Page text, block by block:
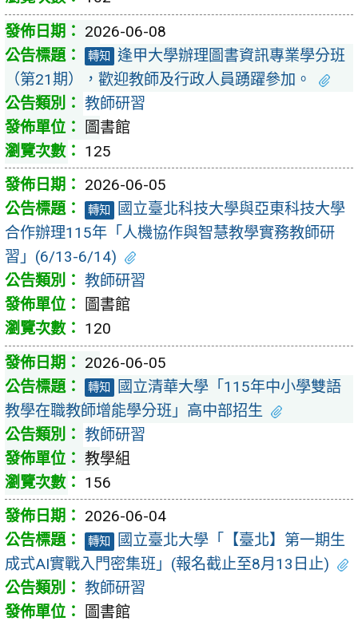
2026-06-08
轉知
逢甲大學辦理圖書資訊專業學分班
（第21期），歡迎教師及行政人員踴躍參加。
教師研習
圖書館
125
2026-06-05
轉知
國立臺北科技大學與亞東科技大學
合作辦理115年「人機協作與智慧教學實務教師研
習」(6/13-6/14)
教師研習
圖書館
120
2026-06-05
轉知
國立清華大學「115年中小學雙語
教學在職教師增能學分班」高中部招生
教師研習
教學組
156
2026-06-04
轉知
國立臺北大學「【臺北】第一期生
成式AI實戰入門密集班」(報名截止至8月13日止)
教師研習
圖書館